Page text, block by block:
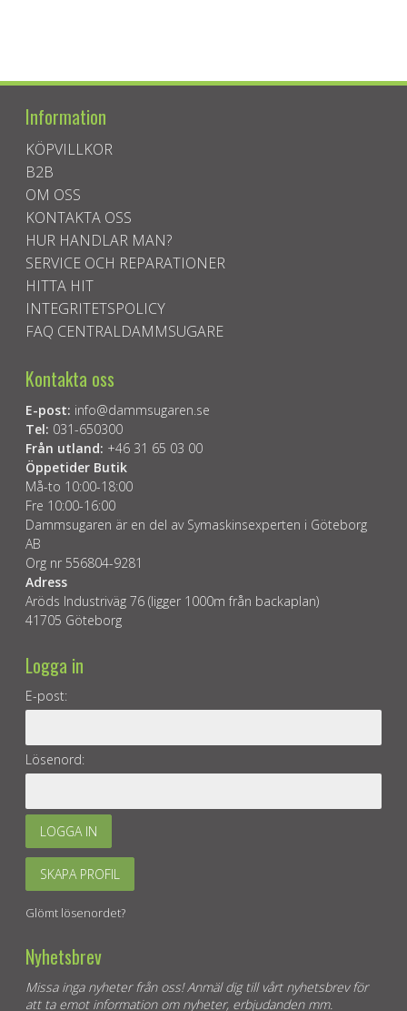
Information
KÖPVILLKOR
B2B
OM OSS
KONTAKTA OSS
HUR HANDLAR MAN?
SERVICE OCH REPARATIONER
HITTA HIT
INTEGRITETSPOLICY
FAQ CENTRALDAMMSUGARE
Kontakta oss
E-post: info@dammsugaren.se
Tel: 031-650300
Från utland: +46 31 65 03 00
Öppetider Butik
Må-to 10:00-18:00
Fre 10:00-16:00
Dammsugaren är en del av Symaskinsexperten i Göteborg
AB
Org nr 556804-9281
Adress
Aröds Industriväg 76 (ligger 1000m från backaplan)
41705 Göteborg
Logga in
E-post:
Lösenord:
LOGGA IN
SKAPA PROFIL
Glömt lösenordet?
Nyhetsbrev
Missa inga nyheter från oss! Anmäl dig till vårt nyhetsbrev för
att ta emot information om nyheter, erbjudanden mm.